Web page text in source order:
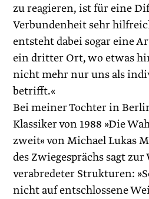
zu reagieren, ist für eine
Verbundenheit sehr
entsteht dabei ­sogar eine
ein dritter Ort, wo etwas
nicht mehr nur uns als
betrifft.«
Bei meiner Tochter in
Klassiker von 1988 »Die
zweit« von Michael Lukas
des Zwiegesprächs sagt
verabredeter Strukturen:
nicht auf entschlossene